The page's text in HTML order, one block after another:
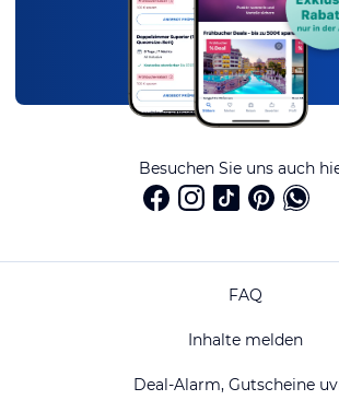
Besuchen Sie uns auch
FAQ
Inhalte melden
Deal-Alarm, Gutscheine